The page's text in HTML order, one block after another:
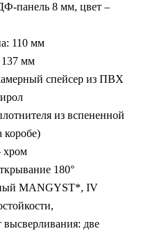
панель 8 мм, цвет –
110 мм
137 мм
спейсер из ПВХ
из вспененной
коробе)
хром
180°
MANGYST*, IV
высверливания: две